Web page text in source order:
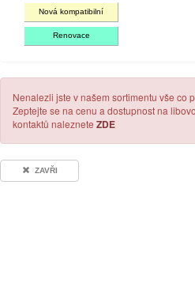
Nová kompatibilní
Renovace
Nenalezli jste v našem sortimentu vše co
Zeptejte se na cenu a dostupnost na
kontaktů naleznete ZDE
ZAVŘI